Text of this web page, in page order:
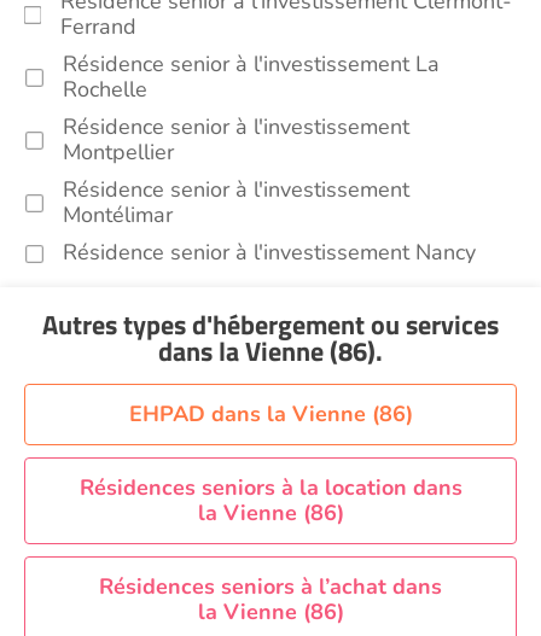
Ferrand
Résidence senior à l'investissement La
Rochelle
Résidence senior à l'investissement
Montpellier
Résidence senior à l'investissement
Montélimar
Résidence senior à l'investissement Nancy
Recherche par ville
Autres types d'hébergement ou services
dans la Vienne (86).
EHPAD dans la Vienne (86)
Résidences seniors à la location dans
la Vienne (86)
Résidences seniors à l’achat dans
la Vienne (86)